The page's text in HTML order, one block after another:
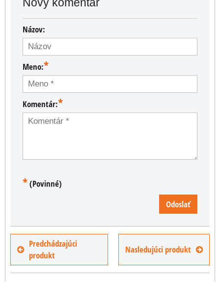
Názov:
Meno:*
Komentár:*
*(Povinné)
Odoslať
Predchádzajúci
produkt
Nasledujúci produkt